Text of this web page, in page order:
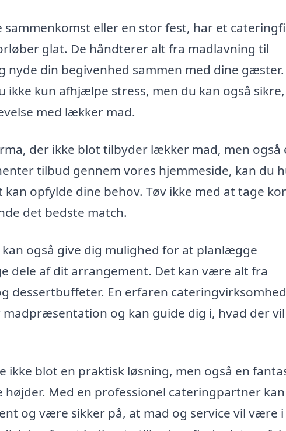
eller en stor fest, har et
glat. De håndterer alt fra madlavning til
nyde din begivenhed sammen med dine
kun afhjælpe stress, men du kan også
med lækker mad.
der ikke blot tilbyder lækker mad, men også
tilbud gennem vores hjemmeside, kan du
opfylde dine behov. Tøv ikke med at tage
det bedste match.
også give dig mulighed for at planlægge
dele af dit arrangement. Det kan være alt fra
dessertbuffeter. En erfaren cateringvirksomhed
og kan guide dig i, hvad der vil
ikke blot en praktisk løsning, men også en
Med en professionel cateringpartner
og være sikker på, at mad og service vil være i